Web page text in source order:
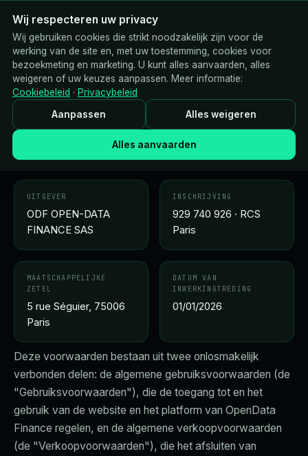
Wij respecteren uw privacy
Wij gebruiken cookies die strikt noodzakelijk zijn voor de
werking van de site en, met uw toestemming, cookies voor
bezoekmeting en marketing. U kunt alles aanvaarden, alles
weigeren of uw keuzes aanpassen. Meer informatie:
Cookiebeleid · Privacybeleid
Aanpassen
Alles weigeren
Alles aanvaarden
OpenDataFinance
ALGEMENE VOORWAARDEN
Algemene gebruiks- en
verkoopvoorwaarden
UITGEVER
ODF OPEN-DATA
FINANCE SAS
INSCHRIJVING
929 740 926 · RCS
Paris
MAATSCHAPPELIJKE
ZETEL
5 rue Séguier, 75006
Paris
DATUM VAN
INWERKINGTREDING
01/01/2026
Deze voorwaarden bestaan uit twee onlosmakelijk
verbonden delen: de algemene gebruiksvoorwaarden (de
"Gebruiksvoorwaarden"), die de toegang tot en het
gebruik van de website en het platform van OpenData
Finance regelen, en de algemene verkoopvoorwaarden
(de "Verkoopvoorwaarden"), die het afsluiten van